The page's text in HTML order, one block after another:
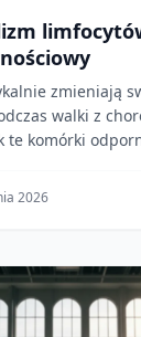
zmieniają
walki z
te komórki
2026